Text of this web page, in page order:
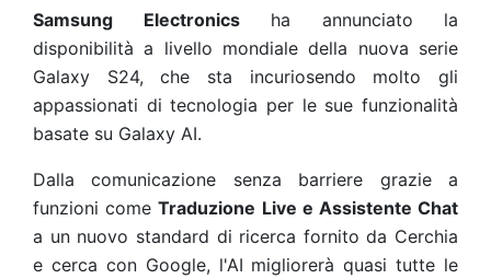
Samsung Electronicsha annunciato la
disponibilità a livello mondiale della nuova serie
Galaxy S24, che sta incuriosendo molto gli
appassionati di tecnologia per le sue funzionalità
basate su Galaxy AI.
Dalla comunicazione senza barriere grazie a
funzioni comeTraduzione Live e Assistente Chat
a un nuovo standard di ricerca fornito da Cerchia
e cerca con Google, l'AI migliorerà quasi tutte le